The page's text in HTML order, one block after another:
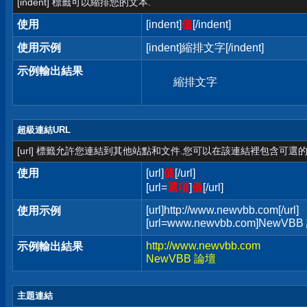
使用 [indent]值[/indent]
使用示例
[indent]縮排文字[/indent]
示例輸出結果
縮排文字
超級連結URL
[url] 標籤允許您連結到其他站點和文件.您可以在該連結裡包含可選的
使用 [url]值[/url]
[url=選項]值[/url]
使用示例
[url]http://www.newvbb.com[/url]
[url=www.newvbb.com]NewVBB
示例輸出結果
http://www.newvbb.com
NewVBB 論壇
主題連結